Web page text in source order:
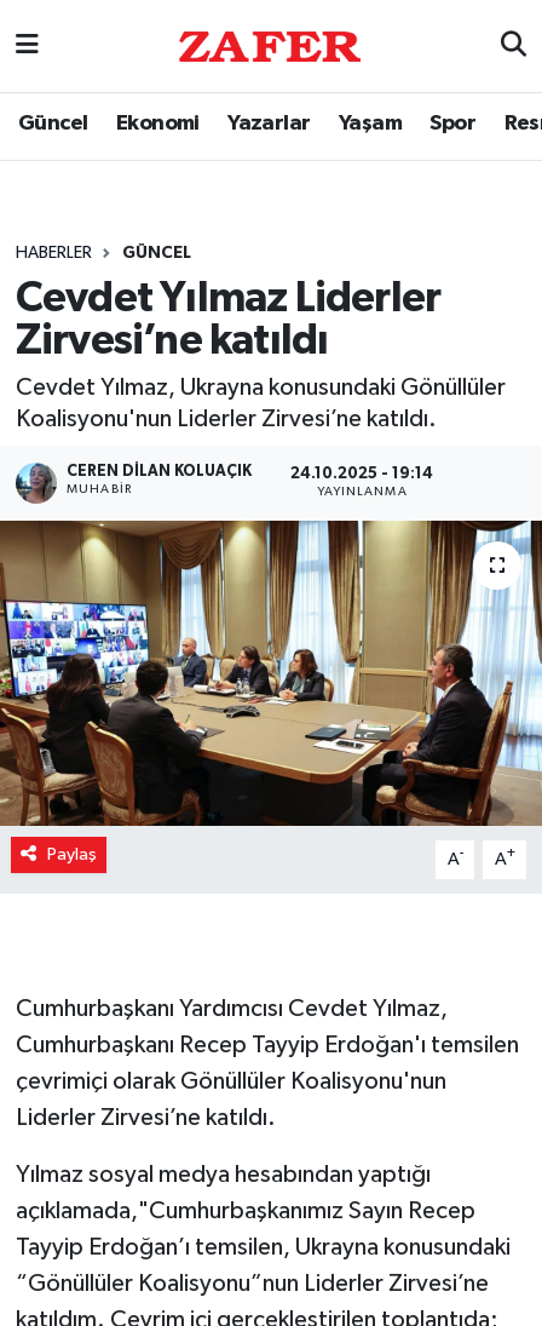
Güncel Ekonomi Yazarlar Yaşam Spor
HABERLER GÜNCEL
Cevdet Yılmaz Liderler
Zirvesi’ne katıldı
Cevdet Yılmaz, Ukrayna konusundaki Gönüllüler
Koalisyonu'nun Liderler Zirvesi’ne katıldı.
CEREN DILAN KOLUAÇIK
MUHABIR
24.10.2025 - 19:14
YAYINLANMA
Paylaş A- A+
Cumhurbaşkanı Yardımcısı Cevdet Yılmaz,
Cumhurbaşkanı Recep Tayyip Erdoğan'ı temsilen
çevrimiçi olarak Gönüllüler Koalisyonu'nun
Liderler Zirvesi’ne katıldı.
Yılmaz sosyal medya hesabından yaptığı
açıklamada,"Cumhurbaşkanımız Sayın Recep
Tayyip Erdoğan’ı temsilen, Ukrayna konusundaki
“Gönüllüler Koalisyonu”nun Liderler Zirvesi’ne
katıldım. Çevrim içi gerçekleştirilen toplantıda;